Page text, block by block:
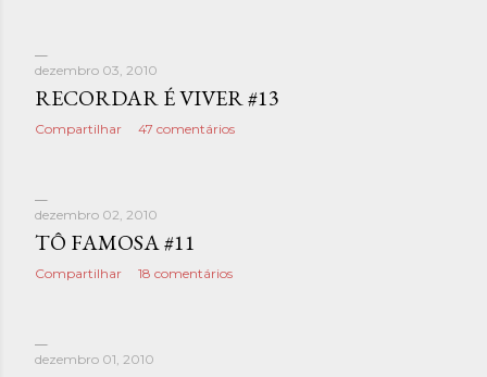
dezembro 03, 2010
RECORDAR É VIVER #13
Compartilhar 47 comentários
dezembro 02, 2010
TÔ FAMOSA #11
Compartilhar 18 comentários
dezembro 01, 2010